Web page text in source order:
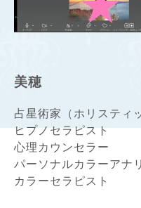
美穂
占星術家（ホリスティ
ヒプノセラピスト
心理カウンセラー
パーソナルカラーアナ
カラーセラピスト